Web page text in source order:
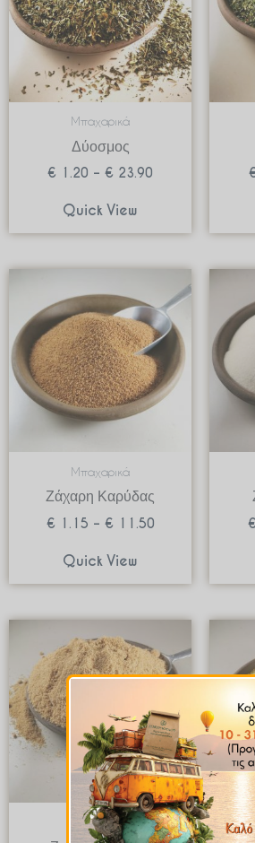
Μπαχαρικά
Δύοσμος
€ 1.20 – € 23.90
Quick View
Μπαχαρικά
Ζάχαρη Καρύδας
€ 1.15 – € 11.50
range:
€ 1.15
through
€ 11.50
Quick View
€
Μπαχαρικά
€ 0.97
through